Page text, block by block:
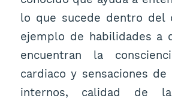
lo que sucede dentro del
ejemplo de habilidades a
encuentran la
cardiaco y sensaciones de
internos, calidad de la